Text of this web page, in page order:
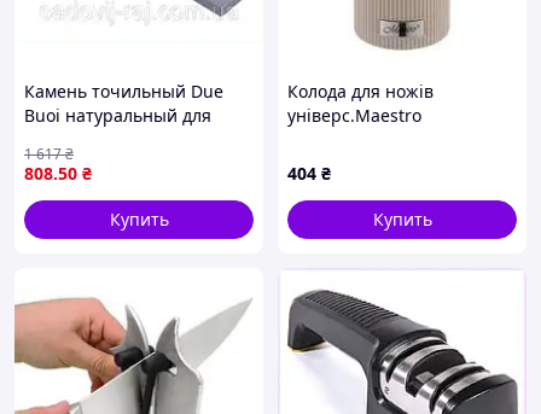
Камень точильный Due
Buoi натуральный для
легкий и долговечный
808.50 ₴
1 617₴
Купить
Колода для ножів
універс.Maestro
404 ₴
Купить